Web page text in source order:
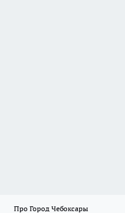
Про Город Чебоксары